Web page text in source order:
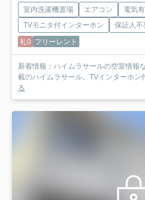
室内洗濯機置場 エアコン 電気有
TVモニタ付インターホン
保証人不
礼0 フリーレント
新着情報：ハイムラサールの空室情報
載のハイムラサール。TVインターホン
る